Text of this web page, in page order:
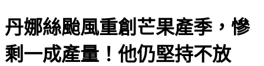
丹娜絲颱風重創芒果產季，慘
剩一成產量！他仍堅持不放